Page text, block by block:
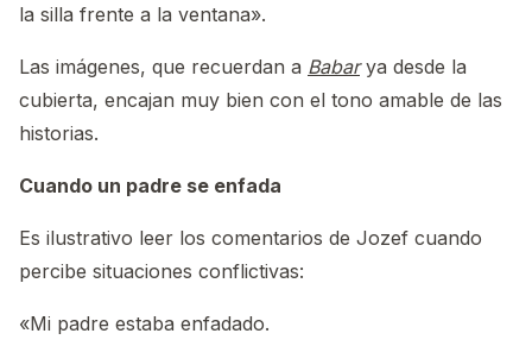
la silla frente a la ventana».
Las imágenes, que recuerdan a Babarya desde la
cubierta, encajan muy bien con el tono amable de las
historias.
Cuando un padre se enfada
Es ilustrativo leer los comentarios de Jozef cuando
percibe situaciones conflictivas:
«Mi padre estaba enfadado.